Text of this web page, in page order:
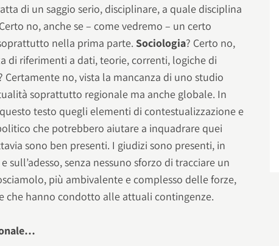
di un saggio serio, disciplinare, a quale disciplina
no, anche se – come vedremo – un certo
nella prima parte. Sociologia? Certo no,
di riferimenti a dati, teorie, correnti, logiche di
Certamente no, vista la mancanza di uno studio
soprattutto regionale ma anche globale. In
testo quegli elementi di contestualizzazione e
che potrebbero aiutare a inquadrare quei
sono ben presenti. I giudizi sono presenti, in
sull’adesso, senza nessuno sforzo di tracciare un
più ambivalente e complesso delle forze,
che hanno condotto alle attuali contingenze.